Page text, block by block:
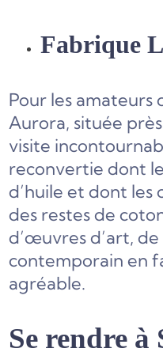
Fabrique
Pour les amateurs
Aurora, située près
visite
reconvertie dont
d’huile et dont
des restes de
d’œuvres d’art,
contemporain en
agréable.
Se rendre à